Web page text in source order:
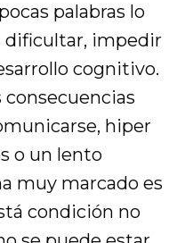
palabras lo
dificultar, impedir
cognitivo.
consecuencias
hiper
o un lento
muy marcado es
condición no